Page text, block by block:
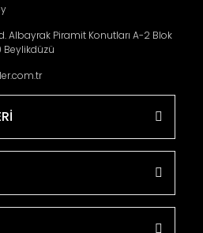
Albayrak Piramit Konutları A-2 Blok
Beylikdüzü